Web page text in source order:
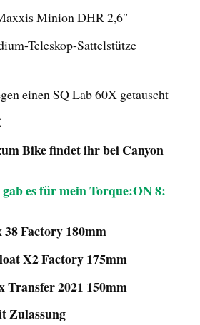
Minion DHR 2,6″
Teleskop-Sattelstütze
einen SQ Lab 60X getauscht
Bike findet ihr bei Canyon
es für mein Torque:ON 8:
38 Factory 180mm
X2 Factory 175mm
Transfer 2021 150mm
Zulassung